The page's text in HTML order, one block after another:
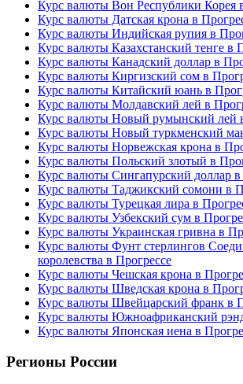
Курс валюты Вон Республики Корея
Курс валюты Датская крона в
Курс валюты Индийская рупия в
Курс валюты Казахстанский тенге в
Курс валюты Канадский доллар в
Курс валюты Киргизский сом в
Курс валюты Китайский юань в
Курс валюты Молдавский лей в
Курс валюты Новый румынский лей
Курс валюты Новый туркменский
Курс валюты Норвежская крона в
Курс валюты Польский злотый в
Курс валюты Сингапурский доллар в
Курс валюты Таджикский сомони в
Курс валюты Турецкая лира в
Курс валюты Узбекский сум в
Курс валюты Украинская гривна в
Курс валюты Фунт стерлингов
королевства в Прогрессе
Курс валюты Чешская крона в
Курс валюты Шведская крона в
Курс валюты Швейцарский франк в
Курс валюты Южноафриканский
Курс валюты Японская иена в
Регионы России